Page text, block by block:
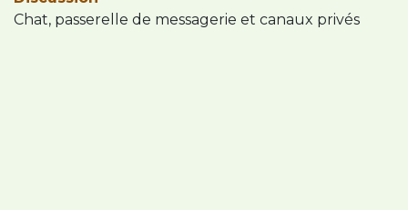
Chat, passerelle de messagerie et canaux privés